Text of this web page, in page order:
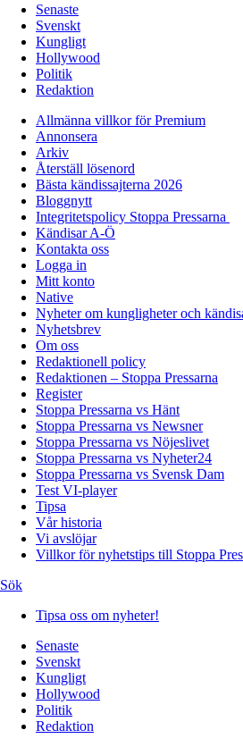
Senaste
Svenskt
Kungligt
Hollywood
Politik
Redaktion
Allmänna villkor för Premium
Annonsera
Arkiv
Återställ lösenord
Bästa kändissajterna 2026
Bloggnytt
Integritetspolicy Stoppa Pressarna
Kändisar A-Ö
Kontakta oss
Logga in
Mitt konto
Native
Nyheter om kungligheter och
Nyhetsbrev
Om oss
Redaktionell policy
Redaktionen – Stoppa Pressarna
Register
Stoppa Pressarna vs Hänt
Stoppa Pressarna vs Newsner
Stoppa Pressarna vs Nöjeslivet
Stoppa Pressarna vs Nyheter24
Stoppa Pressarna vs Svensk Dam
Test VI-player
Tipsa
Vår historia
Vi avslöjar
Villkor för nyhetstips till Stoppa
Sök
Tipsa oss om nyheter!
Senaste
Svenskt
Kungligt
Hollywood
Politik
Redaktion